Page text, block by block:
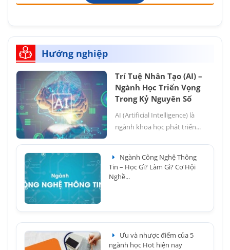
Hướng nghiệp
Trí Tuệ Nhân Tạo (AI) –
Ngành Học Triển Vọng
Trong Kỷ Nguyên Số
AI (Artificial Intelligence) là
ngành khoa học phát triển...
Ngành Công Nghệ Thông
Tin – Học Gì? Làm Gì? Cơ Hội
Nghề...
Ưu và nhược điểm của 5
ngành học Hot hiện nay